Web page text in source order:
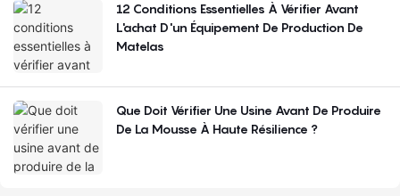
12 Conditions Essentielles À Vérifier Avant
L'achat D'un Équipement De Production De
Matelas
Que Doit Vérifier Une Usine Avant De Produire
De La Mousse À Haute Résilience ?